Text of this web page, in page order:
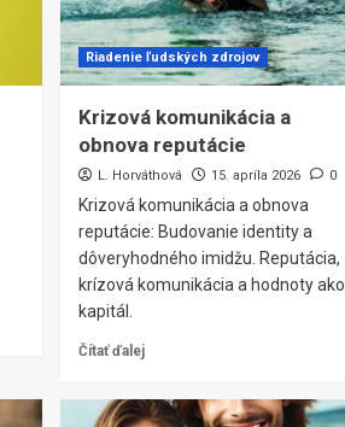
Riadenie ľudských zdrojov
Krizová komunikácia a
obnova reputácie
L. Horváthová 15. apríla 2026 0
Krizová komunikácia a obnova
reputácie: Budovanie identity a
dôveryhodného imidžu. Reputácia,
krízová komunikácia a hodnoty ako
kapitál.
Čítať ďalej